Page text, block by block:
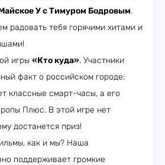
У с Тимуром Бодровым.
радовать тебя горячими хитами и
игры «Кто куда». Участники
факт о российском городе:
классные смарт-часы, а его
Плюс. В этой игре нет
достанется приз!
как и мы? Наша
поддерживает громкие